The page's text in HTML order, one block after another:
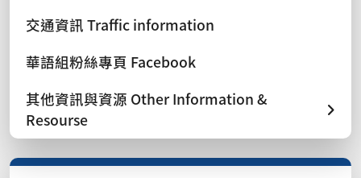
交通資訊 Traffic information
華語組粉絲專頁 Facebook
其他資訊與資源 Other Information &
Resourse